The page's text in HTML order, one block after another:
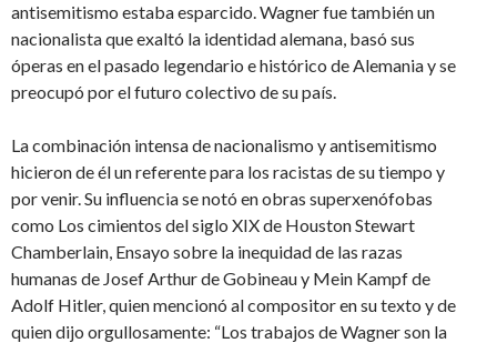
antisemitismo estaba esparcido. Wagner fue también un
nacionalista que exaltó la identidad alemana, basó sus
óperas en el pasado legendario e histórico de Alemania y se
preocupó por el futuro colectivo de su país.
La combinación intensa de nacionalismo y antisemitismo
hicieron de él un referente para los racistas de su tiempo y
por venir. Su influencia se notó en obras superxenófobas
como Los cimientos del siglo XIX de Houston Stewart
Chamberlain, Ensayo sobre la inequidad de las razas
humanas de Josef Arthur de Gobineau y Mein Kampf de
Adolf Hitler, quien mencionó al compositor en su texto y de
quien dijo orgullosamente: “Los trabajos de Wagner son la